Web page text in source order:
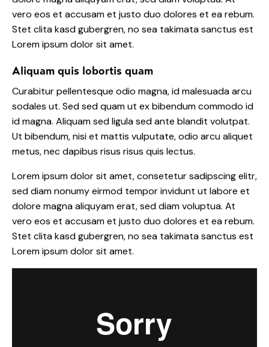
vero eos et accusam et justo duo dolores et ea rebum.
Stet clita kasd gubergren, no sea takimata sanctus est
Lorem ipsum dolor sit amet.
Aliquam quis lobortis quam
Curabitur pellentesque odio magna, id malesuada arcu
sodales ut. Sed sed quam ut ex bibendum commodo id
id magna. Aliquam sed ligula sed ante blandit volutpat.
Ut bibendum, nisi et mattis vulputate, odio arcu aliquet
metus, nec dapibus risus risus quis lectus.
Lorem ipsum dolor sit amet, consetetur sadipscing elitr,
sed diam nonumy eirmod tempor invidunt ut labore et
dolore magna aliquyam erat, sed diam voluptua. At
vero eos et accusam et justo duo dolores et ea rebum.
Stet clita kasd gubergren, no sea takimata sanctus est
Lorem ipsum dolor sit amet.